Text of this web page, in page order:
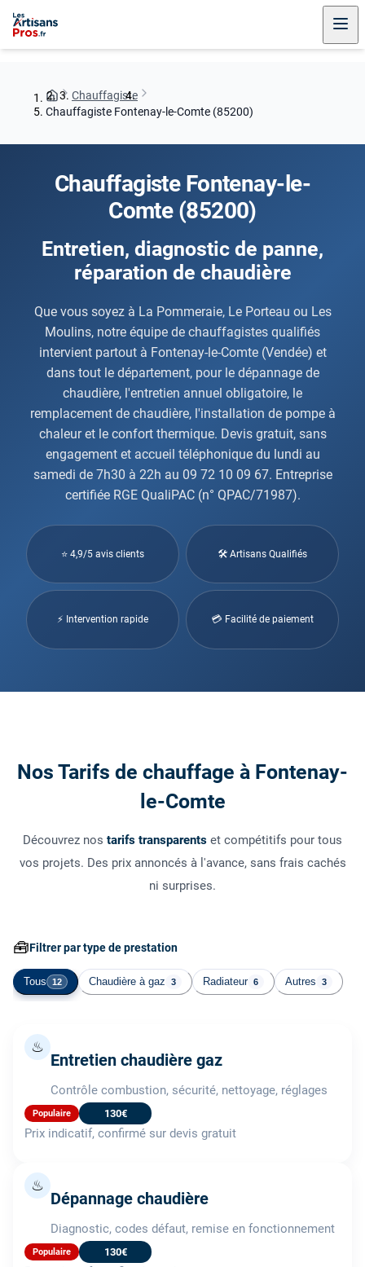
Chauffagiste
Chauffagiste Fontenay-le-Comte (85200)
Chauffagiste Fontenay-le-
Comte (85200)
Entretien, diagnostic de panne,
réparation de chaudière
Que vous soyez à La Pommeraie, Le Porteau ou Les
Moulins, notre équipe de chauffagistes qualifiés
intervient partout à Fontenay-le-Comte (Vendée) et
dans tout le département, pour le dépannage de
chaudière, l'entretien annuel obligatoire, le
remplacement de chaudière, l'installation de pompe à
chaleur et le confort thermique. Devis gratuit, sans
engagement et accueil téléphonique du lundi au
samedi de 7h30 à 22h au 09 72 10 09 67. Entreprise
certifiée RGE QualiPAC (n° QPAC/71987).
⭐ 4,9/5 avis clients 🛠 Artisans Qualifiés
⚡ Intervention rapide 💳 Facilité de paiement
Nos Tarifs de chauffage à Fontenay-
le-Comte
Découvrez nos tarifs transparents et compétitifs pour tous
vos projets. Des prix annoncés à l'avance, sans frais cachés
ni surprises.
🧰Filtrer par type de prestation
Tous 12 Chaudière à gaz 3 Radiateur 6 Autres 3
♨
Entretien chaudière gaz
Contrôle combustion, sécurité, nettoyage, réglages
Populaire 130€
Prix indicatif, confirmé sur devis gratuit
♨
Dépannage chaudière
Diagnostic, codes défaut, remise en fonctionnement
Populaire 130€